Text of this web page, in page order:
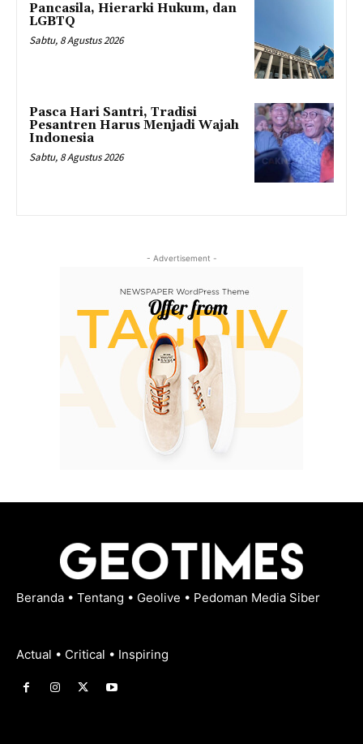
Pancasila, Hierarki Hukum, dan
LGBTQ
Sabtu, 8 Agustus 2026
Pasca Hari Santri, Tradisi
Pesantren Harus Menjadi Wajah
Indonesia
Sabtu, 8 Agustus 2026
- Advertisement -
Beranda • Tentang • Geolive • Pedoman Media Siber
Actual • Critical • Inspiring